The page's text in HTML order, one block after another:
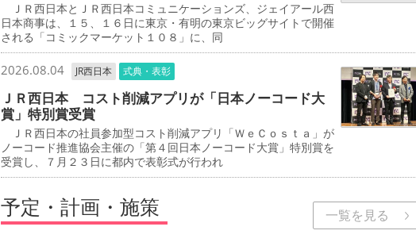
ＪＲ西日本とＪＲ西日本コミュニケーションズ、ジェイアール西
日本商事は、１５、１６日に東京・有明の東京ビッグサイトで開催
される「コミックマーケット１０８」に、同
2026.08.04 JR西日本 式典・表彰
ＪＲ西日本 コスト削減アプリが「日本ノーコード大
賞」特別賞受賞
ＪＲ西日本の社員参加型コスト削減アプリ「ＷｅＣｏｓｔａ」が
ノーコード推進協会主催の「第４回日本ノーコード大賞」特別賞を
受賞し、７月２３日に都内で表彰式が行われ
予定・計画・施策 一覧を見る